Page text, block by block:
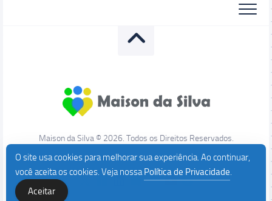
Maison da Silva © 2026. Todos os Direitos Reservados.
O site usa cookies para melhorar sua experiência. Ao continuar,
você aceita os cookies. Veja nossaPolítica de Privacidade.
Aceitar